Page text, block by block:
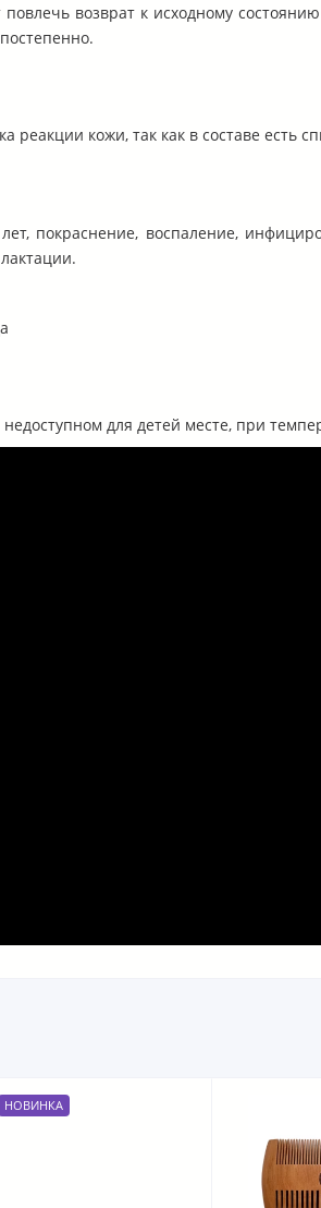
возврат к исходному
кожи, так как в составе есть
покраснение, воспаление,
для детей месте, при